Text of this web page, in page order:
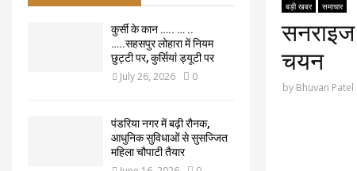
बड़ी खबर समाचार
सनराइज
चयन
by Bhuvan Patel
कुर्सी के कान ….. … ..
…..सहसपुर लोहारा में नियम
छुट्टी पर, कुर्सियां ड्यूटी पर
July 26, 2026 0
पंडरिया नगर में बढ़ी रौनक,
आधुनिक सुविधाओं से सुसज्जित
महिला चौपाटी तैयार